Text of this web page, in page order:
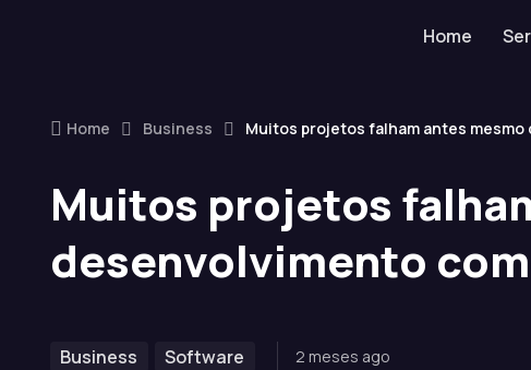
Home
Home Business Muitos projetos falham antes
Muitos projetos
desenvolvimento
Business Software 2 meses ago